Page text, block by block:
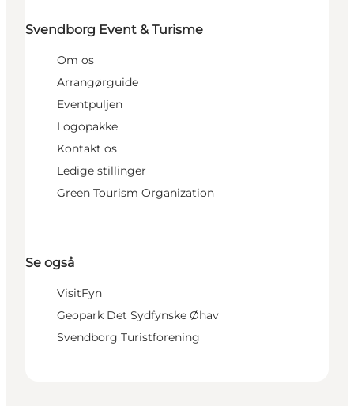
Svendborg Event & Turisme
Om os
Arrangørguide
Eventpuljen
Logopakke
Kontakt os
Ledige stillinger
Green Tourism Organization
Se også
VisitFyn
Geopark Det Sydfynske Øhav
Svendborg Turistforening